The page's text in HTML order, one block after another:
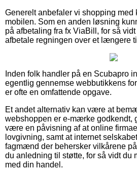
Generelt anbefaler vi shopping med
mobilen. Som en anden løsning
på afbetaling fra fx ViaBill, for så
afbetale regningen over et længere
Inden folk handler på en Scubapro
egentlig gennemse webbutikkens
er ofte en omfattende opgave.
Et andet alternativ kan være at
webshoppen er e-mærke godkendt,
være en påvisning af at online
lovgivning, samt at internet
fagmænd der behersker vilkårene
du anledning til støtte, for så vidt du
med din handel.